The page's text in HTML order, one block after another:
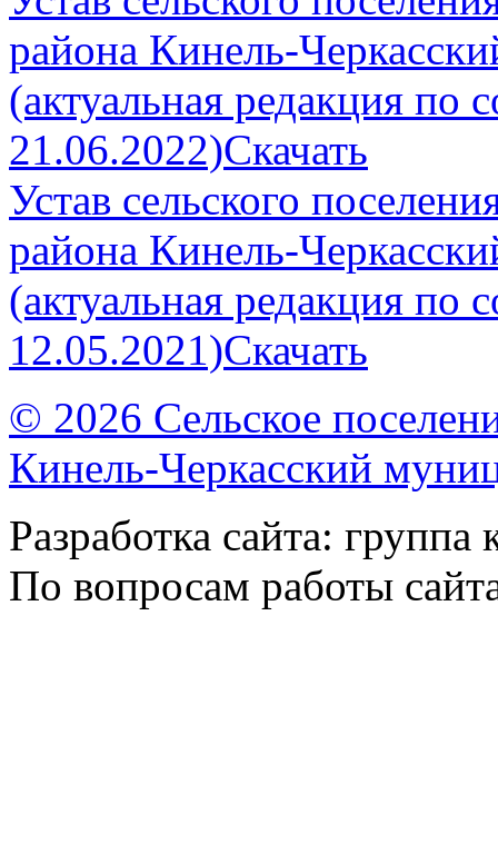
района Кинель-
(актуальная редакция по
21.06.2022)Скачать
Устав сельского
района Кинель-
(актуальная редакция по
12.05.2021)Скачать
© 2026 Сельское
Кинель-Черкасский
Разработка сайта:
По вопросам работы